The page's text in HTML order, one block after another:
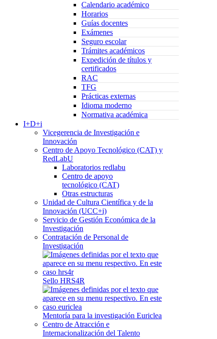
Calendario académico
Horarios
Guías docentes
Exámenes
Seguro escolar
Trámites académicos
Expedición de títulos y
certificados
RAC
TFG
Prácticas externas
Idioma moderno
Normativa académica
I+D+i
Vicegerencia de Investigación e
Innovación
Centro de Apoyo Tecnológico (CAT) y
RedLabU
Laboratorios redlabu
Centro de apoyo
tecnológico (CAT)
Otras estructuras
Unidad de Cultura Científica y de la
Innovación (UCC+i)
Servicio de Gestión Económica de la
Investigación
Contratación de Personal de
Investigación
Sello HRS4R
Mentoría para la investigación Euriclea
Centro de Atracción e
Internacionalización del Talento